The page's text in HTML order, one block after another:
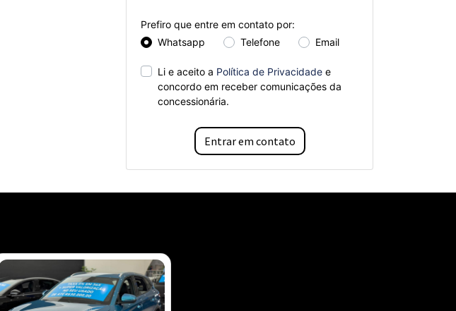
Prefiro que entre em contato por:
Whatsapp
Telefone Email
Li e aceito a Política de Privacidade e
concordo em receber comunicações da
concessionária.
Entrar em contato